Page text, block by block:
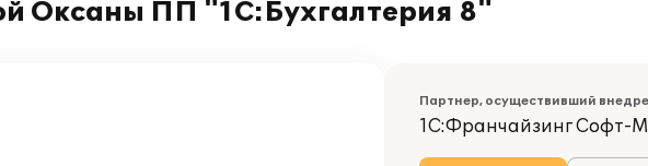
Оксаны ПП "1С:Бухгалтерия 8"
Партнер, осуществивший
1С:Франчайзинг Софт-